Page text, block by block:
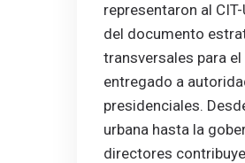
representaron al
del documento
transversales para el
entregado a
presidenciales.
urbana hasta la
directores